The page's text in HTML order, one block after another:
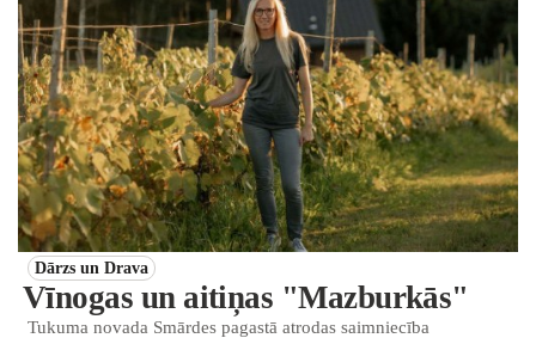
Dārzs un Drava
Vīnogas un aitiņas "Mazburkās"
Tukuma novada Smārdes pagastā atrodas saimniecība